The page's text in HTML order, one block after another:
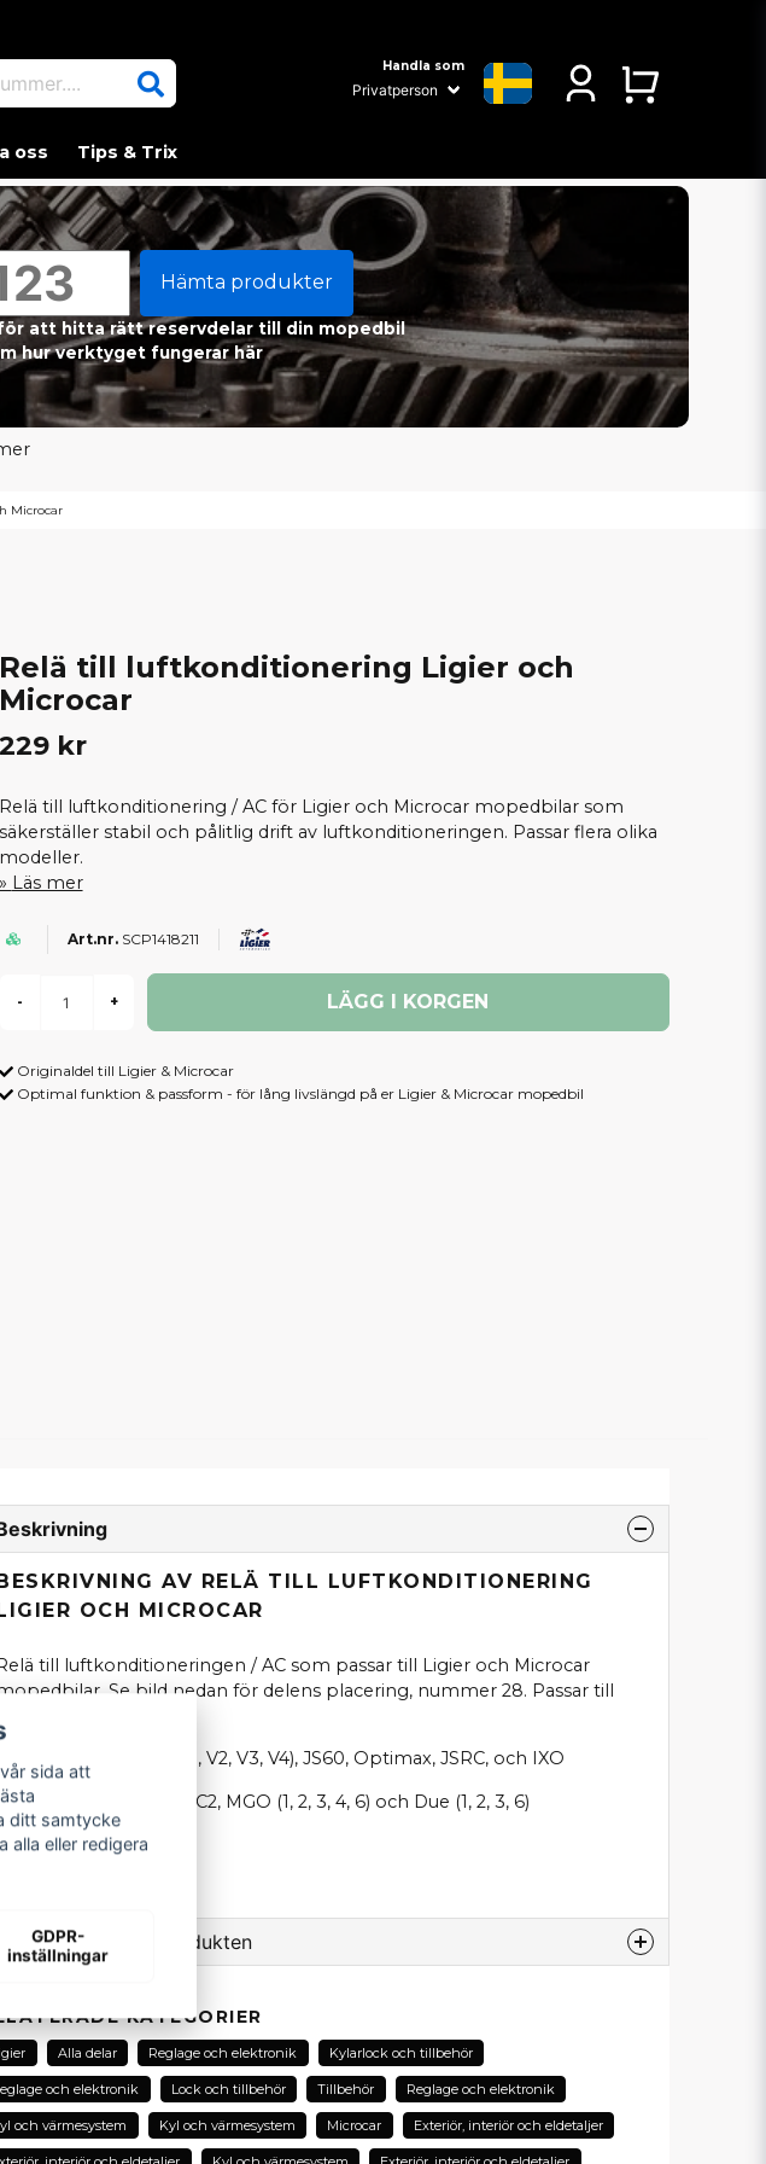
Handla som
oss Tips & Trix
Hämta produkter
att hitta rätt reservdelar till din mopedbil
hur verktyget fungerar här
Microcar
Relä till luftkonditionering Ligier och
Microcar
229 kr
Relä till luftkonditionering / AC för Ligier och Microcar mopedbilar som
säkerställer stabil och pålitlig drift av luftkonditioneringen. Passar flera olika
modeller.
Läs mer
SCP1418211
- + LÄGG I KORGEN
Originaldel till Ligier & Microcar
Optimal funktion & passform - för lång livslängd på er Ligier & Microcar mopedbil
BESKRIVNING AV RELÄ TILL LUFTKONDITIONERING
LIGIER OCH MICROCAR
till luftkonditioneringen / AC som passar till Ligier och Microcar
Se bild nedan för delens placering, nummer 28. Passar till
Ligier
JS50 & JS50L (V1, V2, V3, V4), JS60, Optimax, JSRC, och IXO
M8, MC1 & MC2, MGO (1, 2, 3, 4, 6) och Due (1, 2, 3, 6)
: 1418211
Ställ en fråga om produkten
Fråga oss om denna produkt...
Namn email
E-postadress
KATEGORIER
Alla delar Reglage och elektronik Kylarlock och tillbehör
och elektronik Lock och tillbehör Tillbehör Reglage och elektronik
och värmesystem Kyl och värmesystem Microcar Exteriör, interiör och eldetaljer
sida att
ditt samtycke
alla eller redigera
GDPR-
inställningar